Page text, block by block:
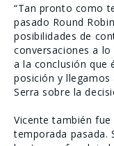
“Tan pronto como
pasado Round
posibilidades de
conversaciones a
a la conclusión que
posición y llegamos
Serra sobre la
Vicente también
temporada pasada.